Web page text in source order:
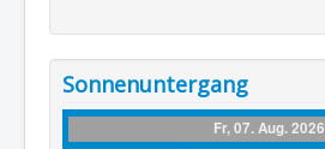
Sonnenuntergang
Fr, 07. Aug. 2026